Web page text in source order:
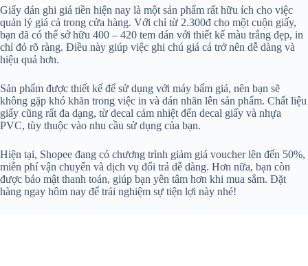
Giấy dán ghi giá tiền hiện nay là một sản phẩm rất hữu ích cho việc
quản lý giá cả trong cửa hàng. Với chỉ từ 2.300đ cho một cuộn giấy,
bạn đã có thể sở hữu 400 – 420 tem dán với thiết kế màu trắng đẹp, in
chỉ đỏ rõ ràng. Điều này giúp việc ghi chú giá cả trở nên dễ dàng và
hiệu quả hơn.
Sản phẩm được thiết kế để sử dụng với máy bấm giá, nên bạn sẽ
không gặp khó khăn trong việc in và dán nhãn lên sản phẩm. Chất liệu
giấy cũng rất đa dạng, từ decal cảm nhiệt đến decal giấy và nhựa
PVC, tùy thuộc vào nhu cầu sử dụng của bạn.
Hiện tại, Shopee đang có chương trình giảm giá voucher lên đến 50%,
miễn phí vận chuyển và dịch vụ đổi trả dễ dàng. Hơn nữa, bạn còn
được bảo mật thanh toán, giúp bạn yên tâm hơn khi mua sắm. Đặt
hàng ngay hôm nay để trải nghiệm sự tiện lợi này nhé!